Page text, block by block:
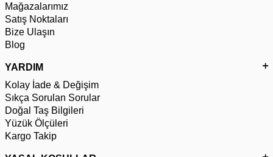
Mağazalarımız
Satış Noktaları
Bize Ulaşın
Blog
YARDIM
Kolay İade & Değişim
Sıkça Sorulan Sorular
Doğal Taş Bilgileri
Yüzük Ölçüleri
Kargo Takip